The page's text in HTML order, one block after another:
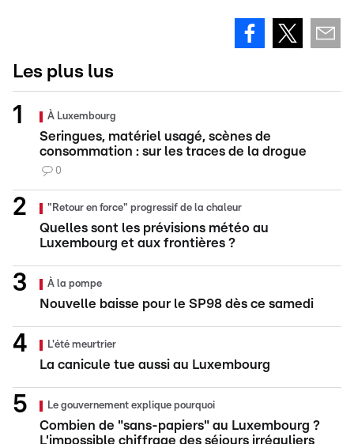
Les plus lus
À Luxembourg
Seringues, matériel usagé, scènes de
consommation : sur les traces de la drogue
0
"Retour en force" progressif de la chaleur
Quelles sont les prévisions météo au
Luxembourg et aux frontières ?
À la pompe
Nouvelle baisse pour le SP98 dès ce samedi
L'été meurtrier
La canicule tue aussi au Luxembourg
Le gouvernement explique pourquoi
Combien de "sans-papiers" au Luxembourg ?
L'impossible chiffrage des séjours irréguliers